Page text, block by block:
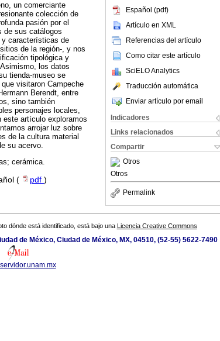
Español (pdf)
Artículo en XML
Referencias del artículo
Como citar este artículo
SciELO Analytics
Traducción automática
Enviar artículo por email
Indicadores
Links relacionados
Compartir
Otros
Otros
Permalink
un comerciante
colección de
pasión por el
de sus catálogos
y características de
de la región-, y nos
tipológica y
los datos
tienda-museo se
visitaron Campeche
Berendt, entre
sino también
personajes locales,
este artículo exploramos
arrojar luz sobre
de la cultura material
su acervo.
cerámica.
( pdf )
dónde está identificado, está bajo una Licencia Creative Commons
de México, Ciudad de México, MX, 04510, (52-55) 5622-7490